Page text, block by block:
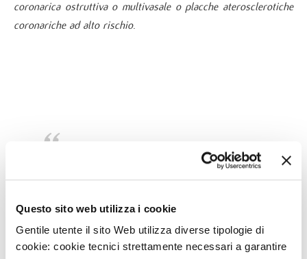
Questo sito web utilizza i cookie
Gentile utente il sito Web utilizza diverse tipologie di
cookie: cookie tecnici strettamente necessari a garantire
coronarica ostruttiva o multivasale o placche aterosclerotiche
coronariche ad alto rischio.
La combinazione di parametri infiammatori
carotidee tende a superare il concetto di
"placca ad alto rischio", considerando in
modo olistico le condizioni del paziente a